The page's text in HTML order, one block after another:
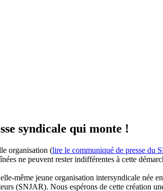
syndicale qui monte !
organisation (lire le communiqué de presse du
ne peuvent rester indifférentes à cette
même jeune organisation intersyndicale née
(SNJAR). Nous espérons de cette